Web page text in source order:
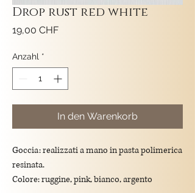
Drop rust red white
19,00 CHFPreis
Anzahl *
In den Warenkorb
Goccia: realizzati a mano in pasta polimerica
resinata.
Colore: ruggine, pink, bianco, argento